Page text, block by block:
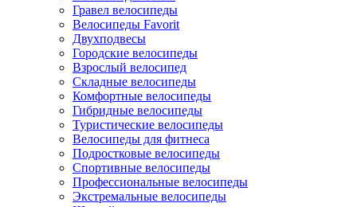
Гравел велосипеды
Велосипеды Favorit
Двухподвесы
Городские велосипеды
Взрослый велосипед
Складные велосипеды
Комфортные велосипеды
Гибридные велосипеды
Туристические велосипеды
Велосипеды для фитнеса
Подростковые велосипеды
Спортивные велосипеды
Профессиональные велосипеды
Экстремальные велосипеды